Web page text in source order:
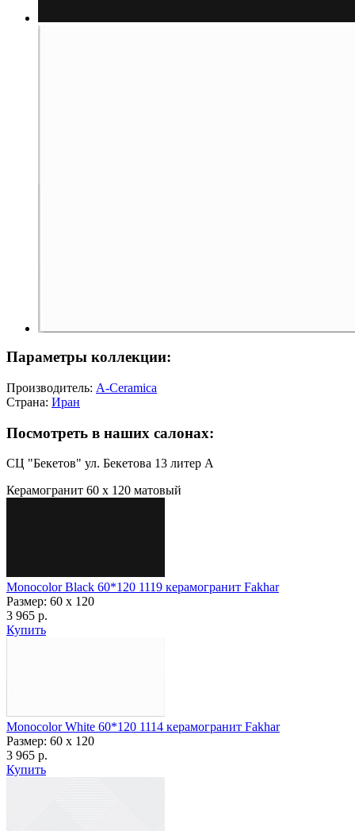
Параметры коллекции:
Производитель: A-Ceramica
Страна: Иран
Посмотреть в наших салонах:
СЦ "Бекетов" ул. Бекетова 13 литер А
Керамогранит 60 х 120 матовый
Monocolor Black 60*120 1119 керамогранит Fakhar
Размер: 60 x 120
3 965 р.
Купить
Monocolor White 60*120 1114 керамогранит Fakhar
Размер: 60 x 120
3 965 р.
Купить